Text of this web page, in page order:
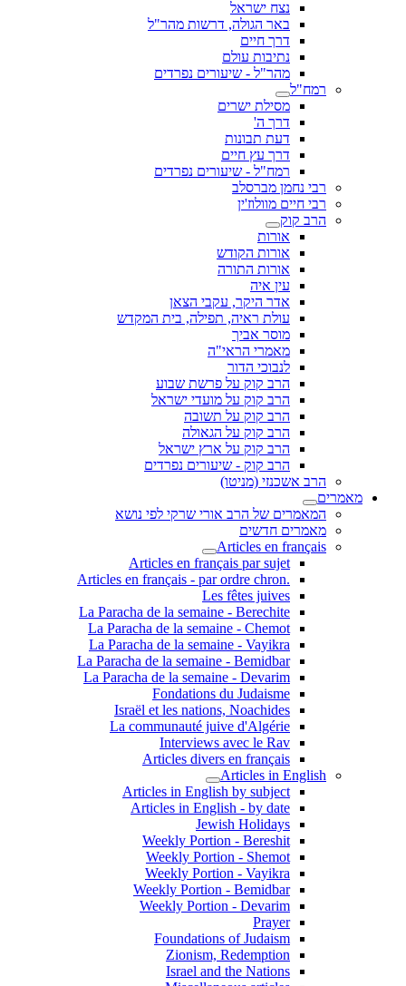
נצח ישראל
באר הגולה, דרשות מהר"ל
דרך חיים
נתיבות עולם
מהר"ל - שיעורים נפרדים
רמח"ל
מסילת ישרים
דרך ה'
דעת תבונות
דרך עץ חיים
רמח"ל - שיעורים נפרדים
רבי נחמן מברסלב
רבי חיים מוולוז'ין
הרב קוק
אורות
אורות הקודש
אורות התורה
עין איה
אדר היקר, עקבי הצאן
עולת ראיה, תפילה, בית המקדש
מוסר אביך
מאמרי הראי"ה
לנבוכי הדור
הרב קוק על פרשת שבוע
הרב קוק על מועדי ישראל
הרב קוק על תשובה
הרב קוק על הגאולה
הרב קוק על ארץ ישראל
הרב קוק - שיעורים נפרדים
הרב אשכנזי (מניטו)
מאמרים
המאמרים של הרב אורי שרקי לפי נושא
מאמרים חדשים
Articles en français
Articles en français par sujet
.Articles en français - par ordre chron
Les fêtes juives
La Paracha de la semaine - Berechite
La Paracha de la semaine - Chemot
La Paracha de la semaine - Vayikra
La Paracha de la semaine - Bemidbar
La Paracha de la semaine - Devarim
Fondations du Judaisme
Israël et les nations, Noachides
La communauté juive d'Algérie
Interviews avec le Rav
Articles divers en français
Articles in English
Articles in English by subject
Articles in English - by date
Jewish Holidays
Weekly Portion - Bereshit
Weekly Portion - Shemot
Weekly Portion - Vayikra
Weekly Portion - Bemidbar
Weekly Portion - Devarim
Prayer
Foundations of Judaism
Zionism, Redemption
Israel and the Nations